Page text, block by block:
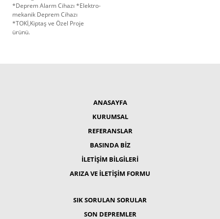
*Deprem Alarm Cihazı *Elektro-
mekanik Deprem Cihazı
*TOKİ,Kiptaş ve Özel Proje
ürünü.
ANASAYFA
KURUMSAL
REFERANSLAR
BASINDA BİZ
İLETİŞİM BİLGİLERİ
ARIZA VE İLETİŞİM FORMU
SIK SORULAN SORULAR
SON DEPREMLER